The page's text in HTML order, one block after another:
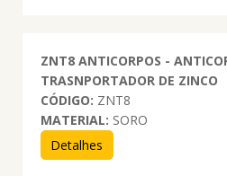
ZNT8 ANTICORPOS -
TRASNPORTADOR DE ZINCO
CÓDIGO: ZNT8
MATERIAL: SORO
Detalhes